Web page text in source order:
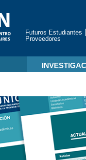
Futuros Estudiantes
Proveedores